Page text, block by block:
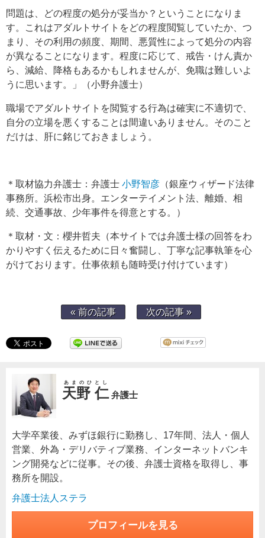
問題は、どの程度の処分が妥当か？ということになりま
す。これはアダルトサイトをどの程度閲覧していたか、つ
まり、その利用の頻度、期間、悪質性によって処分の内容
が異なることになります。程度に応じて、戒告・けん責か
ら、減給、降格もあるかもしれませんが、免職は難しいよ
うに思います。」（小野弁護士）
職場でアダルトサイトを閲覧する行為は確実に不適切で、
自分の立場を悪くすることは間違いありません。そのこと
だけは、肝に銘じておきましょう。
＊取材協力弁護士：弁護士 小野智彦 （銀座ウィザード法律
事務所。浜松市出身。エンターテイメント法、離婚、相
続、交通事故、少年事件を得意とする。）
＊取材・文：櫻井哲夫（本サイトでは弁護士様の回答をわ
かりやすく伝えるために日々奮闘し、丁寧な記事執筆を心
がけております。仕事依頼も随時受け付けています）
« 前の記事 次の記事 »
天野 仁
あまのひとし
弁護士
大学卒業後、みずほ銀行に勤務し、17年間、法人・個人
営業、外為・デリバティブ業務、インターネットバンキ
ング開発などに従事。その後、弁護士資格を取得し、事
務所を開設。
弁護士法人ステラ
プロフィールを見る